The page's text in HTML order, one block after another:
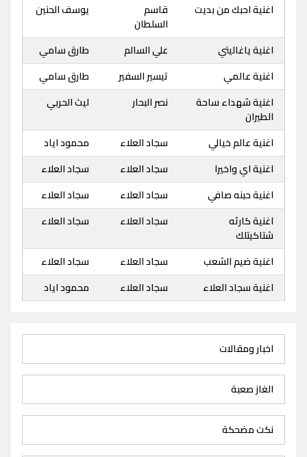
اغنية احبك من بديت
قاسم
السلطان
يوسف الحنين
اغنية ياغاليتي علي السالم
طارق سامي
اغنية عالمي
تيسير السفير
طارق سامي
اغنية شهداء ساحة
الطيران
نصر البحار ليث الحربي
اغنية عالم خيالي سجاد العلاء
محمود اياد
اغنية اي واخيرا
سجاد العلاء
سجاد العلاء
اغنية حبنه صافي
سجاد العلاء
سجاد العلاء
اغنية كارثه
شتاكيتلك
سجاد العلاء سجاد العلاء
اغنية ضيم الشعب سجاد العلاء
سجاد العلاء
اغنية سجاد العلاء
سجاد العلاء محمود اياد
اخبار ومقالات
الغاز صعبة
نكت مضحكة